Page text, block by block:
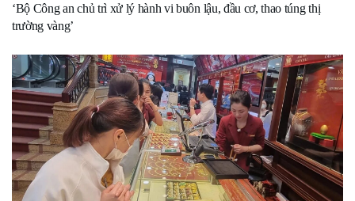
‘Bộ Công an chủ trì xử lý hành vi buôn lậu, đầu cơ, thao túng thị
trường vàng’